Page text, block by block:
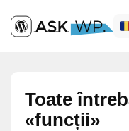
Toate
«funcții»